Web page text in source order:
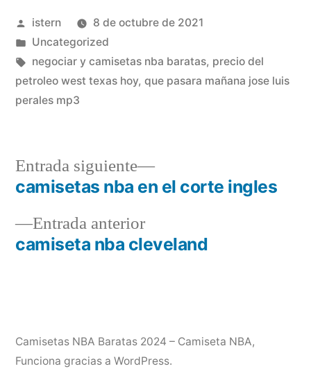
Publicado
por
istern
8 de octubre de 2021
Publicado
en
Uncategorized
Etiquetas:
negociar y camisetas nba baratas, precio del
petroleo west texas hoy, que pasara mañana jose luis
perales mp3
Navegación
deEntrada anteriorEntrada
anterior:
camiseta nba cleveland
Entrada siguiente
Entrada
siguiente:
camisetas nba en el corte ingles
Camisetas NBA Baratas 2024 – Camiseta NBA,
Funciona gracias a WordPress.